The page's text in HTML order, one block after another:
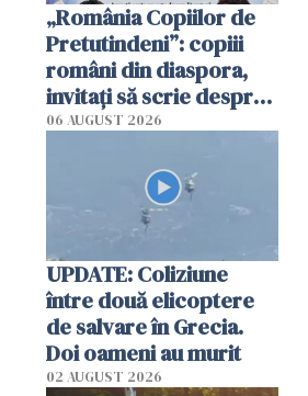
„România Copiilor de
Pretutindeni”: copiii
români din diaspora,
invitați să scrie despre
România într-un volum
06 AUGUST 2026
UPDATE: Coliziune
între două elicoptere
de salvare în Grecia.
Doi oameni au murit
02 AUGUST 2026